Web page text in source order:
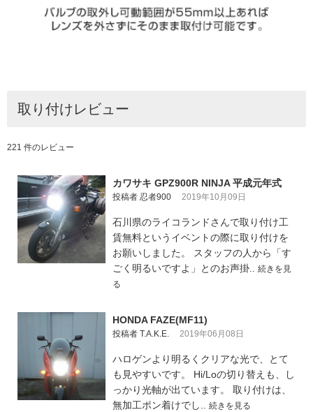
取り付けレビュー
221 件のレビュー
カワサキ GPZ900R NINJA 平成元年式
投稿者 忍者900 2019年10月09日
石川県のライコランドさんで取り付け工
賃無料というイベントの際に取り付けを
お願いしました。 スタッフの人から「す
ごく明るいですよ」とのお声掛.. 続きを見
る
HONDA FAZE(MF11)
投稿者 T.A.K.E. 2019年06月08日
ハロゲンより明るくクリアな光で、とて
も見やすいです。 Hi/Loの切り替えも、し
っかり光軸が出ています。 取り付けは、
無加工ポン着けでし.. 続きを見る